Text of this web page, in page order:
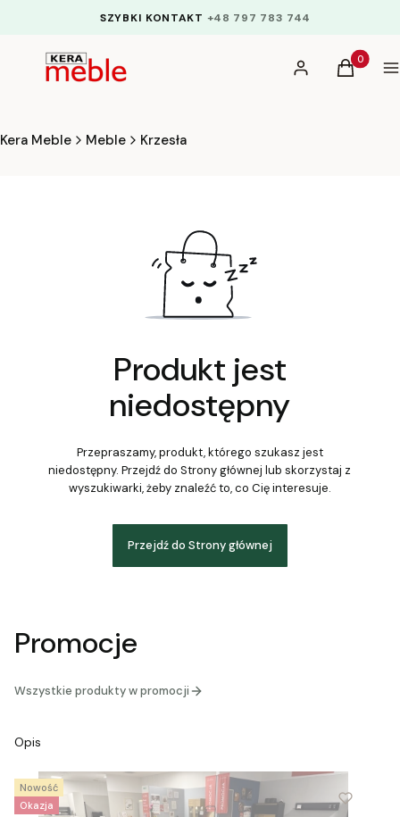
SZYBKI KONTAKT +48 797 783 744
Zaloguj sięProdukty
Koszyk
Kera Meble Meble Krzesła
Produkt jest
niedostępny
Przepraszamy, produkt, którego szukasz jest
niedostępny. Przejdź do Strony głównej lub skorzystaj z
wyszukiwarki, żeby znaleźć to, co Cię interesuje.
Przejdź do Strony głównej
Promocje
Wszystkie produkty w promocji
Opis
Okazja
Nowość